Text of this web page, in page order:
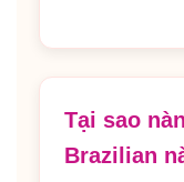
Tại sao
Brazilian